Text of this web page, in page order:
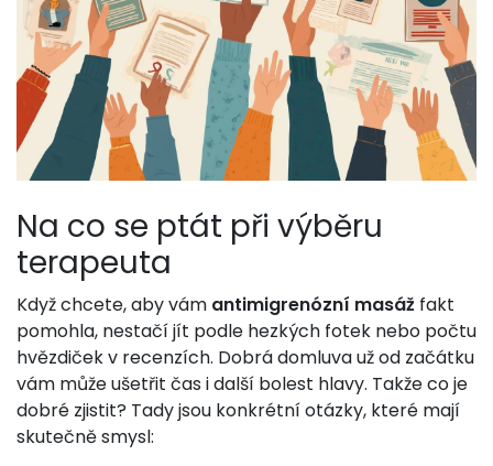
Na co se ptát při výběru
terapeuta
Když chcete, aby vám antimigrenózní masáž fakt
pomohla, nestačí jít podle hezkých fotek nebo počtu
hvězdiček v recenzích. Dobrá domluva už od začátku
vám může ušetřit čas i další bolest hlavy. Takže co je
dobré zjistit? Tady jsou konkrétní otázky, které mají
skutečně smysl: